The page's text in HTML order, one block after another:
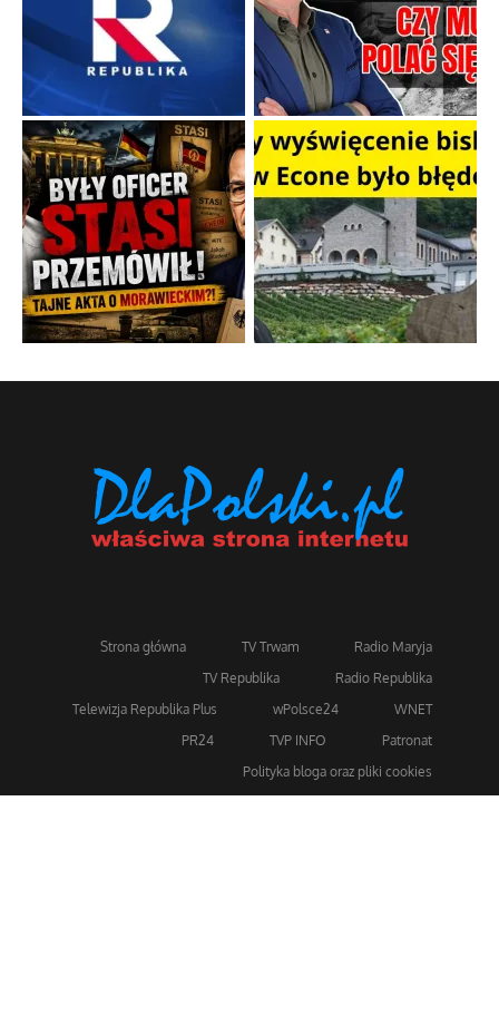
Strona główna TV Trwam
Radio Maryja
TV Republika
Radio Republika
Telewizja Republika Plus
wPolsce24
WNET
PR24
TVP INFO
Patronat
Polityka bloga oraz pliki cookies